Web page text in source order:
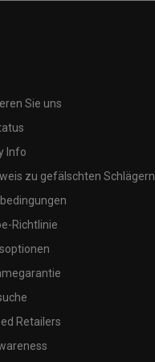
Sie uns
Info
zu gefälschten Schlägern
Richtlinie
Retailers